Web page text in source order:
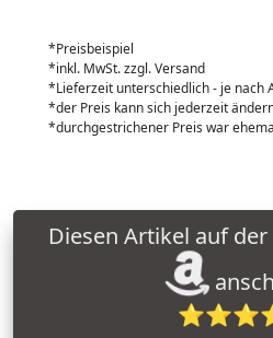
*Preisbeispiel
*inkl. MwSt. zzgl. Versand
*Lieferzeit unterschiedlich - je nach
*der Preis kann sich jederzeit
*durchgestrichener Preis war